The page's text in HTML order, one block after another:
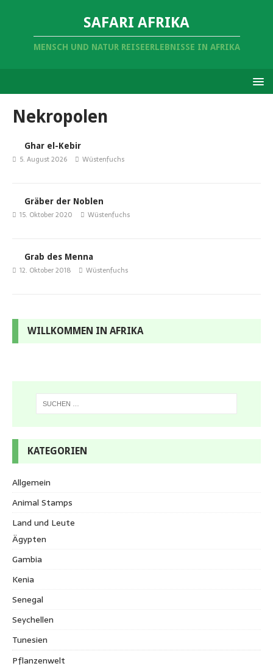
SAFARI AFRIKA
MENSCH UND NATUR REISEERLEBNISSE IN AFRIKA
Nekropolen
Ghar el-Kebir
5. August 2026 Wüstenfuchs
Gräber der Noblen
15. Oktober 2020 Wüstenfuchs
Grab des Menna
12. Oktober 2018 Wüstenfuchs
WILLKOMMEN IN AFRIKA
KATEGORIEN
Allgemein
Animal Stamps
Land und Leute
Ägypten
Gambia
Kenia
Senegal
Seychellen
Tunesien
Pflanzenwelt